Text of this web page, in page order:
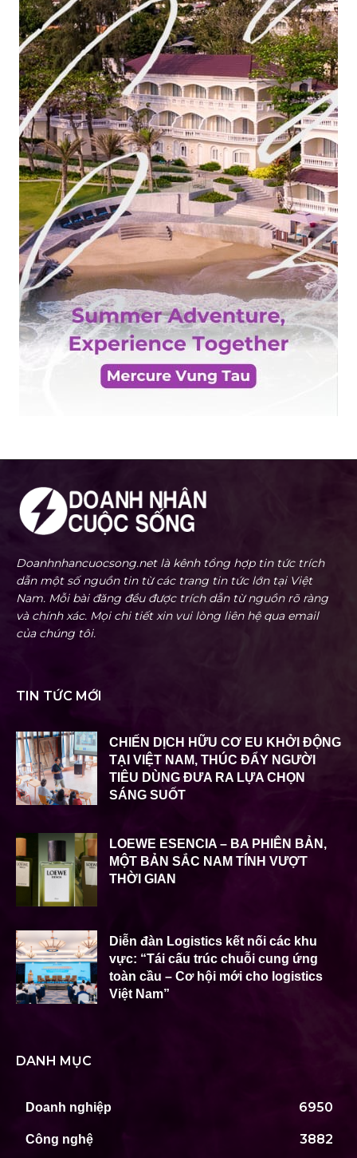
Doanhnhancuocsong.net là kênh tổng hợp tin tức trích
dẫn một số nguồn tin từ các trang tin tức lớn tại Việt
Nam. Mỗi bài đăng đều được trích dẫn từ nguồn rõ ràng
và chính xác. Mọi chi tiết xin vui lòng liên hệ qua email
của chúng tôi.
TIN TỨC MỚI
CHIẾN DỊCH HỮU CƠ EU KHỞI ĐỘNG
TẠI VIỆT NAM, THÚC ĐẨY NGƯỜI
TIÊU DÙNG ĐƯA RA LỰA CHỌN
SÁNG SUỐT
LOEWE ESENCIA – BA PHIÊN BẢN,
MỘT BẢN SẮC NAM TÍNH VƯỢT
THỜI GIAN
Diễn đàn Logistics kết nối các khu
vực: “Tái cấu trúc chuỗi cung ứng
toàn cầu – Cơ hội mới cho logistics
Việt Nam”
DANH MỤC
Doanh nghiệp 6950
Công nghệ 3882